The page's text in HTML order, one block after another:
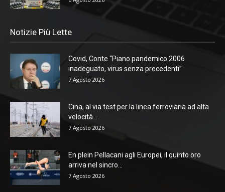
Notizie Più Lette
Covid, Conte “Piano pandemico 2006
inadeguato, virus senza precedenti”
7 Agosto 2026
Cina, al via test per la linea ferroviaria ad alta
velocità...
7 Agosto 2026
En plein Pellacani agli Europei, il quinto oro
arriva nel sincro...
7 Agosto 2026